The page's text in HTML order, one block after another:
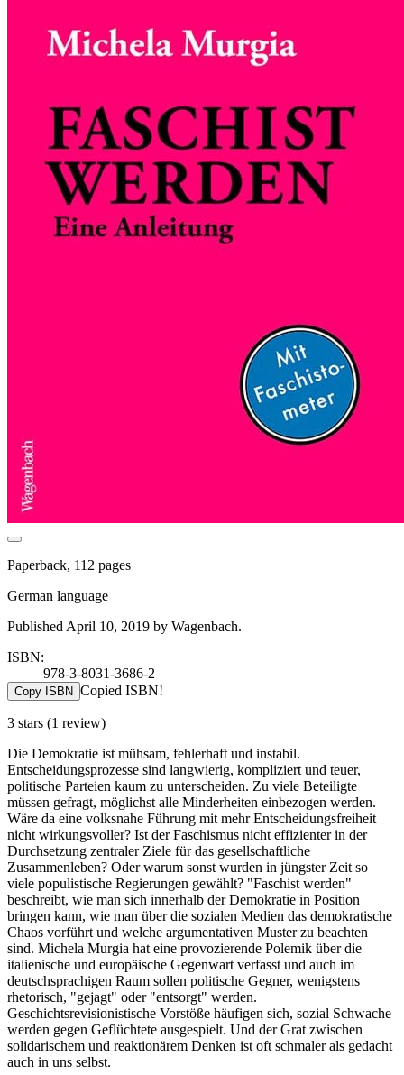
Paperback, 112 pages
German language
Published April 10, 2019 by Wagenbach.
ISBN:
978-3-8031-3686-2
Copy ISBN Copied ISBN!
3 stars (1 review)
Die Demokratie ist mühsam, fehlerhaft und instabil.
Entscheidungsprozesse sind langwierig, kompliziert und teuer,
politische Parteien kaum zu unterscheiden. Zu viele Beteiligte
müssen gefragt, möglichst alle Minderheiten einbezogen werden.
Wäre da eine volksnahe Führung mit mehr Entscheidungsfreiheit
nicht wirkungsvoller? Ist der Faschismus nicht effizienter in der
Durchsetzung zentraler Ziele für das gesellschaftliche
Zusammenleben? Oder warum sonst wurden in jüngster Zeit so
viele populistische Regierungen gewählt? "Faschist werden"
beschreibt, wie man sich innerhalb der Demokratie in Position
bringen kann, wie man über die sozialen Medien das demokratische
Chaos vorführt und welche argumentativen Muster zu beachten
sind. Michela Murgia hat eine provozierende Polemik über die
italienische und europäische Gegenwart verfasst und auch im
deutschsprachigen Raum sollen politische Gegner, wenigstens
rhetorisch, "gejagt" oder "entsorgt" werden.
Geschichtsrevisionistische Vorstöße häufigen sich, sozial Schwache
werden gegen Geflüchtete ausgespielt. Und der Grat zwischen
solidarischem und reaktionärem Denken ist oft schmaler als gedacht
auch in uns selbst.